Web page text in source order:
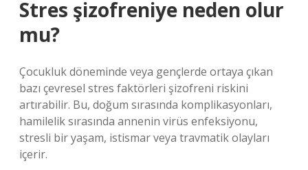
Stres şizofreniye neden olur
mu?
Çocukluk döneminde veya gençlerde ortaya çıkan
bazı çevresel stres faktörleri şizofreni riskini
artırabilir. Bu, doğum sırasında komplikasyonları,
hamilelik sırasında annenin virüs enfeksiyonu,
stresli bir yaşam, istismar veya travmatik olayları
içerir.